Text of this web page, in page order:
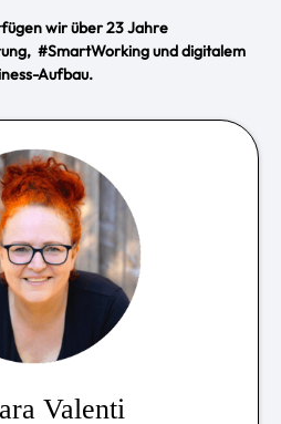
wir über 23 Jahre
#SmartWorking und digitalem
Aufbau.
Valenti